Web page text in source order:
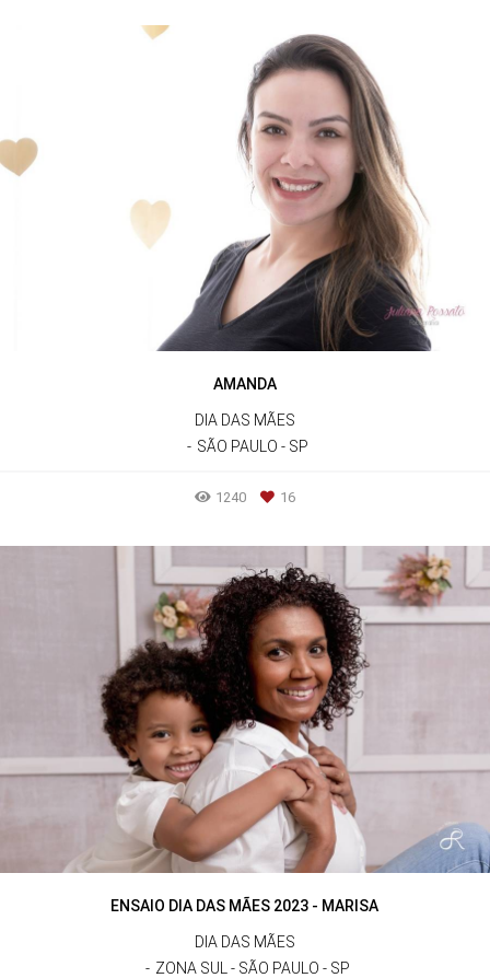
AMANDA
DIA DAS MÃES
SÃO PAULO - SP
1240 16
ENSAIO DIA DAS MÃES 2023 - MARISA
DIA DAS MÃES
ZONA SUL - SÃO PAULO - SP